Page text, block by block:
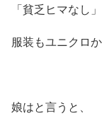
「貧乏ヒマなし
服装もユニクロか
娘はと言うと、